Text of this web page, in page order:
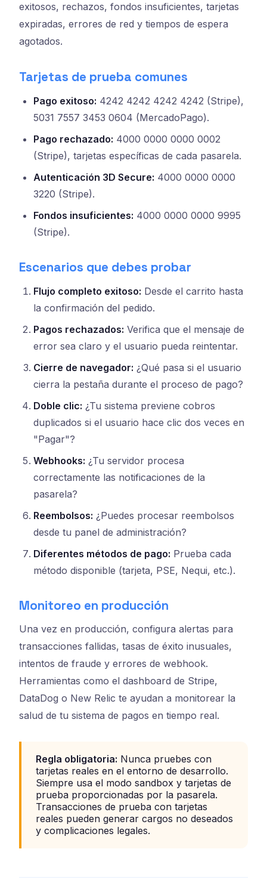
exitosos, rechazos, fondos insuficientes, tarjetas
expiradas, errores de red y tiempos de espera
agotados.
Tarjetas de prueba comunes
Pago exitoso: 4242 4242 4242 4242 (Stripe),
5031 7557 3453 0604 (MercadoPago).
Pago rechazado: 4000 0000 0000 0002
(Stripe), tarjetas específicas de cada pasarela.
Autenticación 3D Secure: 4000 0000 0000
3220 (Stripe).
Fondos insuficientes: 4000 0000 0000 9995
(Stripe).
Escenarios que debes probar
Flujo completo exitoso: Desde el carrito hasta
la confirmación del pedido.
Pagos rechazados: Verifica que el mensaje de
error sea claro y el usuario pueda reintentar.
Cierre de navegador: ¿Qué pasa si el usuario
cierra la pestaña durante el proceso de pago?
Doble clic: ¿Tu sistema previene cobros
duplicados si el usuario hace clic dos veces en
"Pagar"?
Webhooks: ¿Tu servidor procesa
correctamente las notificaciones de la
pasarela?
Reembolsos: ¿Puedes procesar reembolsos
desde tu panel de administración?
Diferentes métodos de pago: Prueba cada
método disponible (tarjeta, PSE, Nequi, etc.).
Monitoreo en producción
Una vez en producción, configura alertas para
transacciones fallidas, tasas de éxito inusuales,
intentos de fraude y errores de webhook.
Herramientas como el dashboard de Stripe,
DataDog o New Relic te ayudan a monitorear la
salud de tu sistema de pagos en tiempo real.
Regla obligatoria: Nunca pruebes con
tarjetas reales en el entorno de desarrollo.
Siempre usa el modo sandbox y tarjetas de
prueba proporcionadas por la pasarela.
Transacciones de prueba con tarjetas
reales pueden generar cargos no deseados
y complicaciones legales.